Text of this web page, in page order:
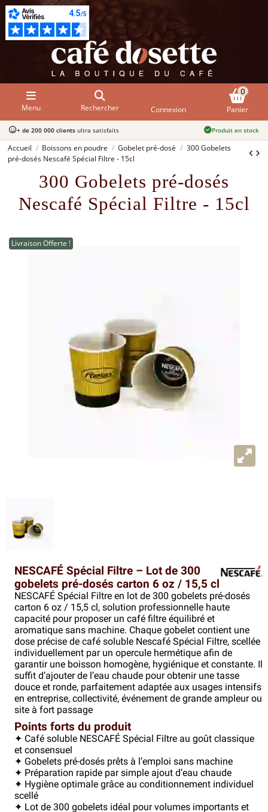
Menu Rechercher Connexion
0
Panier
+ de 200 000 clients ultra satisfaits Produit en stock
Accueil Boissons en poudre Gobelet pré-dosé
300 Gobelets
pré-dosés Nescafé Spécial Filtre - 15cl
300 Gobelets pré-dosés
Nescafé Spécial Filtre - 15cl
Livraison Offerte !
NESCAFÉ Spécial Filtre – Lot de 300
gobelets pré-dosés carton 6 oz / 15,5 cl
NESCAFÉ Spécial Filtre en lot de 300 gobelets pré-dosés
carton 6 oz / 15,5 cl, solution professionnelle haute
capacité pour proposer un café filtre équilibré et
aromatique sans machine. Chaque gobelet contient une
dose précise de café soluble Nescafé Spécial Filtre, scellée
individuellement par un opercule hermétique afin de
garantir une boisson homogène, hygiénique et constante. Il
suffit d’ajouter de l’eau chaude pour obtenir une tasse
douce et ronde, parfaitement adaptée aux usages intensifs
en entreprise, collectivité, événement de grande ampleur ou
site à fort passage
Points forts du produit
✦ Café soluble NESCAFÉ Spécial Filtre au goût classique
et consensuel
✦ Gobelets pré-dosés prêts à l’emploi sans machine
✦ Préparation rapide par simple ajout d’eau chaude
✦ Hygiène optimale grâce au conditionnement individuel
scellé
✦ Lot de 300 gobelets idéal pour volumes importants et